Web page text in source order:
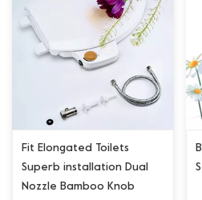
Fit Elongated Toilets
Superb installation Dual
Nozzle Bamboo Knob